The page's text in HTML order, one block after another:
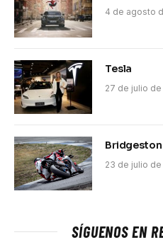
4 de agosto
Tesla
27 de julio de
23 de julio de
SÍGUENOS EN